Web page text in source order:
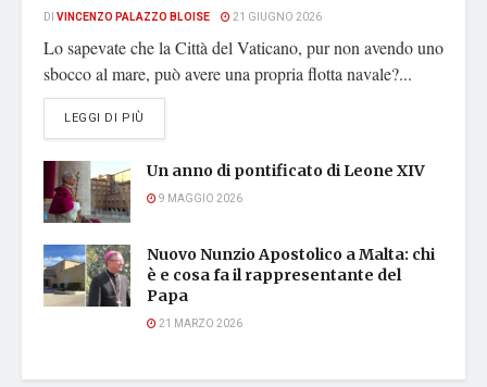
DI VINCENZO PALAZZO BLOISE 21 GIUGNO 2026
Lo sapevate che la Città del Vaticano, pur non avendo uno
sbocco al mare, può avere una propria flotta navale?...
LEGGI DI PIÙ
Un anno di pontificato di Leone XIV
9 MAGGIO 2026
Nuovo Nunzio Apostolico a Malta: chi
è e cosa fa il rappresentante del
Papa
21 MARZO 2026